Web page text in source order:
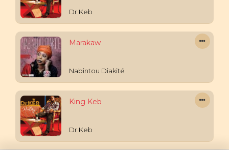
Dr Keb
Marakaw
Nabintou Diakité
King Keb
Dr Keb